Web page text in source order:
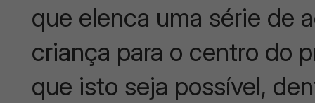
que elenca uma série de
criança para o centro do
que isto seja possível,